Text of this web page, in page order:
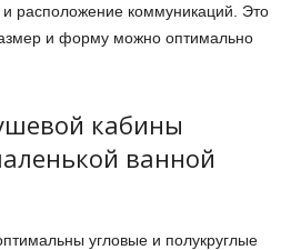
расположение коммуникаций. Это
и форму можно оптимально
кабины
ванной
угловые и полукруглые